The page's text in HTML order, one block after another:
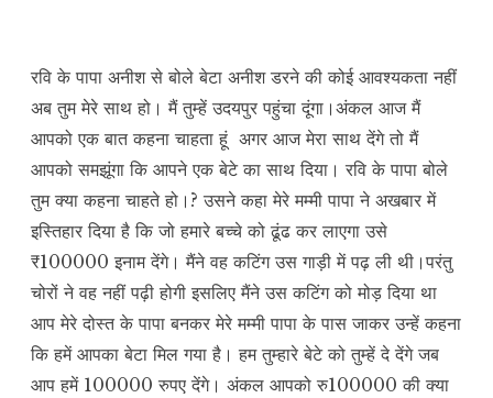
रवि के पापा अनीश से बोले बेटा अनीश डरने की कोई आवश्यकता नहीं
अब तुम मेरे साथ हो। मैं तुम्हें उदयपुर पहुंचा दूंगा।अंकल आज मैं
आपको एक बात कहना चाहता हूं अगर आज मेरा साथ देंगे तो मैं
आपको समझूंगा कि आपने एक बेटे का साथ दिया। रवि के पापा बोले
तुम क्या कहना चाहते हो।? उसने कहा मेरे मम्मी पापा ने अखबार में
इस्तिहार दिया है कि जो हमारे बच्चे को ढूंढ कर लाएगा उसे
₹100000 इनाम देंगे। मैंने वह कटिंग उस गाड़ी में पढ़ ली थी।परंतु
चोरों ने वह नहीं पढ़ी होगी इसलिए मैंने उस कटिंग को मोड़ दिया था
आप मेरे दोस्त के पापा बनकर मेरे मम्मी पापा के पास जाकर उन्हें कहना
कि हमें आपका बेटा मिल गया है। हम तुम्हारे बेटे को तुम्हें दे देंगे जब
आप हमें 100000 रुपए देंगे। अंकल आपको रु100000 की क्या